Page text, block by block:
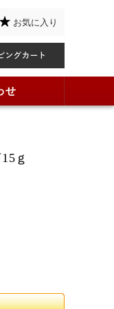
お気に入り
せ
ｇ